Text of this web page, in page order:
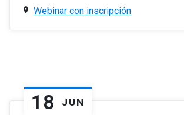
Webinar con inscripción
18 JUN